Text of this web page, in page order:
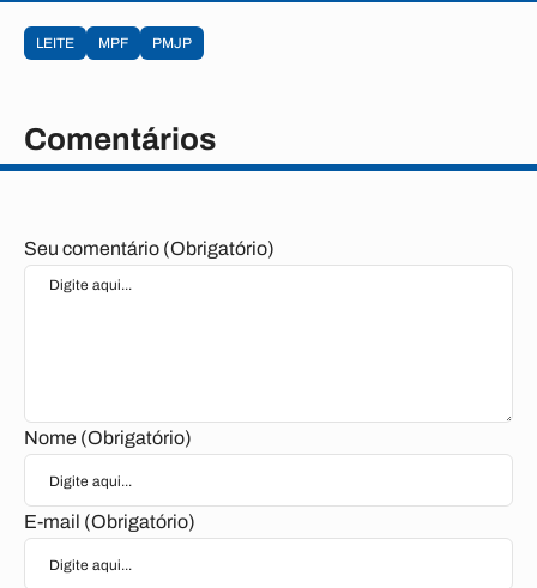
LEITE MPF PMJP
Comentários
Seu comentário (Obrigatório)
Nome (Obrigatório)
E-mail (Obrigatório)